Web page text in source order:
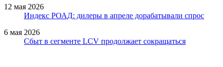
12 мая 2026
Индекс РОАД: дилеры в апреле дорабатывали спрос
6 мая 2026
Сбыт в сегменте LCV продолжает сокращаться